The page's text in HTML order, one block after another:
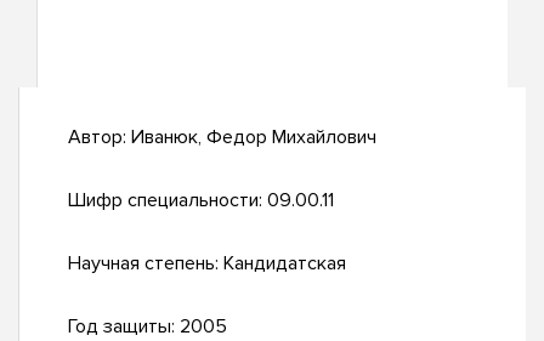
Автор: Иванюк, Федор Михайлович
Шифр специальности: 09.00.11
Научная степень: Кандидатская
Год защиты: 2005